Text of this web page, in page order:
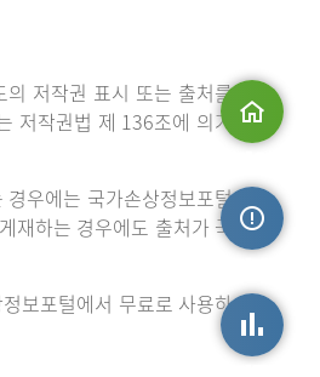
맵
저작권 표시 또는 출처를
저작권법 제 136조에 의거
우에는 국가손상정보포털
재하는 경우에도 출처가 국
보포털에서 무료로 사용하